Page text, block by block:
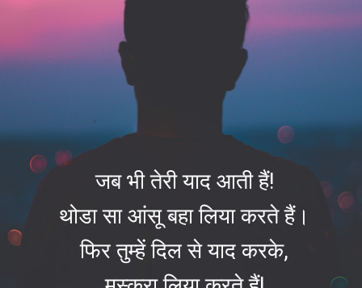
जब भी तेरी याद आती हैं!
थोडा सा आंसू बहा लिया करते हैं।
फिर तुम्हें दिल से याद करके,